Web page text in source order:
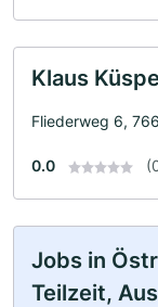
Klaus
Fliederweg 6,
0.0
Jobs in
Teilzeit,